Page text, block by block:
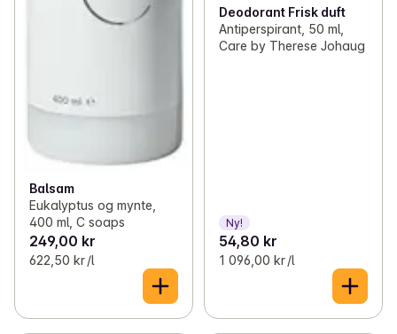
Balsam
Eukalyptus og mynte,
400 ml, C soaps
249,00 kr
622,50 kr /l
Deodorant Frisk duft
Antiperspirant, 50 ml,
Care by Therese Johaug
Ny!
54,80 kr
1 096,00 kr /l